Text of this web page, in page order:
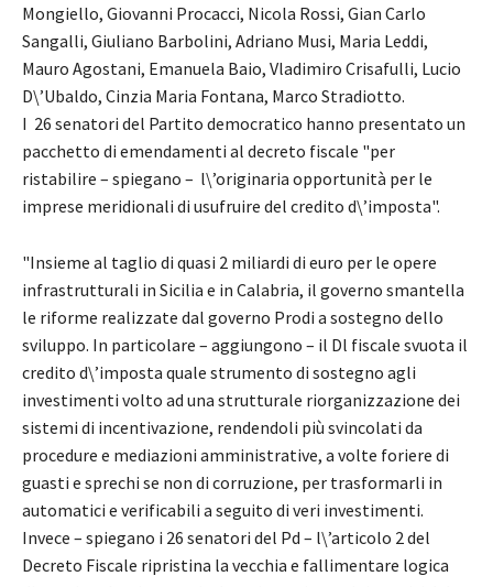
Mongiello, Giovanni Procacci, Nicola Rossi, Gian Carlo
Sangalli, Giuliano Barbolini, Adriano Musi, Maria Leddi,
Mauro Agostani, Emanuela Baio, Vladimiro Crisafulli, Lucio
D\’Ubaldo, Cinzia Maria Fontana, Marco Stradiotto.
I 26 senatori del Partito democratico hanno presentato un
pacchetto di emendamenti al decreto fiscale "per
ristabilire – spiegano – l\’originaria opportunità per le
imprese meridionali di usufruire del credito d\’imposta".
"Insieme al taglio di quasi 2 miliardi di euro per le opere
infrastrutturali in Sicilia e in Calabria, il governo smantella
le riforme realizzate dal governo Prodi a sostegno dello
sviluppo. In particolare – aggiungono – il Dl fiscale svuota il
credito d\’imposta quale strumento di sostegno agli
investimenti volto ad una strutturale riorganizzazione dei
sistemi di incentivazione, rendendoli più svincolati da
procedure e mediazioni amministrative, a volte foriere di
guasti e sprechi se non di corruzione, per trasformarli in
automatici e verificabili a seguito di veri investimenti.
Invece – spiegano i 26 senatori del Pd – l\’articolo 2 del
Decreto Fiscale ripristina la vecchia e fallimentare logica